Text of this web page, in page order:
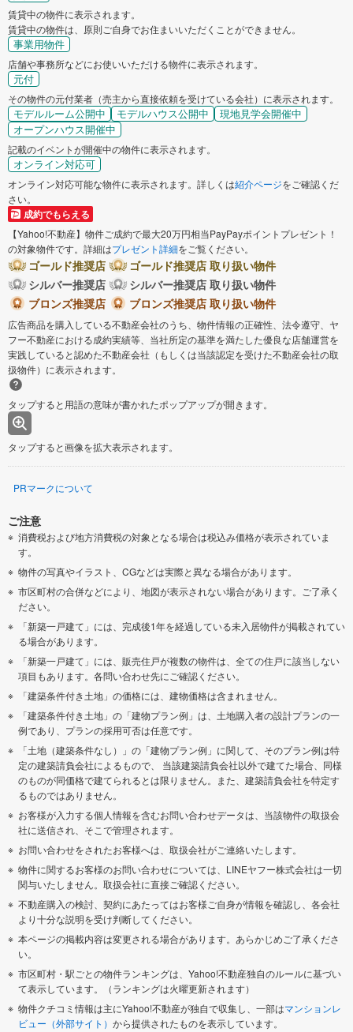
賃貸中の物件に表示されます。
賃貸中の物件は、原則ご自身でお住まいいただくことができません。
事業用物件
店舗や事務所などにお使いいただける物件に表示されます。
元付
その物件の元付業者（売主から直接依頼を受けている会社）に表示されます。
モデルルーム公開中 モデルハウス公開中
現地見学会開催中
オープンハウス開催中
記載のイベントが開催中の物件に表示されます。
オンライン対応可
オンライン対応可能な物件に表示されます。詳しくは紹介ページをご確認くだ
さい。
成約でもらえる
【Yahoo!不動産】物件ご成約で最大20万円相当PayPayポイントプレゼント！
の対象物件です。詳細はプレゼント詳細をご覧ください。
ゴールド推奨店
ゴールド推奨店 取り扱い物件
シルバー推奨店
シルバー推奨店 取り扱い物件
ブロンズ推奨店
ブロンズ推奨店 取り扱い物件
広告商品を購入している不動産会社のうち、物件情報の正確性、法令遵守、ヤ
フー不動産における成約実績等、当社所定の基準を満たした優良な店舗運営を
実践していると認めた不動産会社（もしくは当該認定を受けた不動産会社の取
扱物件）に表示されます。
タップすると用語の意味が書かれたポップアップが開きます。
タップすると画像を拡大表示されます。
PRマークについて
ご注意
消費税および地方消費税の対象となる場合は税込み価格が表示されていま
す。
物件の写真やイラスト、CGなどは実際と異なる場合があります。
市区町村の合併などにより、地図が表示されない場合があります。ご了承く
ださい。
「新築一戸建て」には、完成後1年を経過している未入居物件が掲載されてい
る場合があります。
「新築一戸建て」には、販売住戸が複数の物件は、全ての住戸に該当しない
項目もあります。各問い合わせ先にご確認ください。
「建築条件付き土地」の価格には、建物価格は含まれません。
「建築条件付き土地」の「建物プラン例」は、土地購入者の設計プランの一
例であり、プランの採用可否は任意です。
「土地（建築条件なし）」の「建物プラン例」に関して、そのプラン例は特
定の建築請負会社によるもので、 当該建築請負会社以外で建てた場合、同様
のものが同価格で建てられるとは限りません。また、建築請負会社を特定す
るものではありません。
お客様が入力する個人情報を含むお問い合わせデータは、当該物件の取扱会
社に送信され、そこで管理されます。
お問い合わせをされたお客様へは、取扱会社がご連絡いたします。
物件に関するお客様のお問い合わせについては、LINEヤフー株式会社は一切
関与いたしません。取扱会社に直接ご確認ください。
不動産購入の検討、契約にあたってはお客様ご自身が情報を確認し、各会社
より十分な説明を受け判断してください。
本ページの掲載内容は変更される場合があります。あらかじめご了承くださ
い。
市区町村・駅ごとの物件ランキングは、Yahoo!不動産独自のルールに基づい
て表示しています。（ランキングは火曜更新されます）
物件クチコミ情報は主にYahoo!不動産が独自で収集し、一部はマンションレ
ビュー（外部サイト） から提供されたものを表示しています。